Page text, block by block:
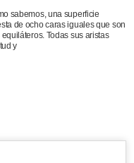
sabemos, una superficie
de ocho caras iguales que son
Todas sus aristas
y